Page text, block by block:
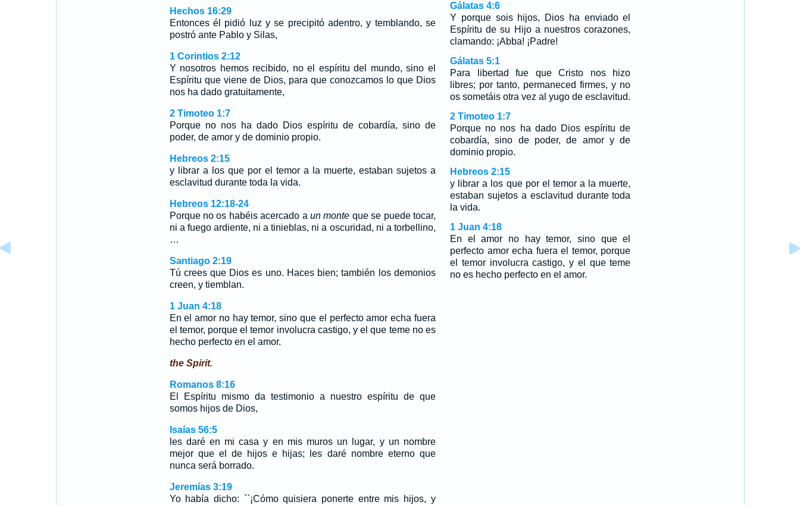
Hechos 16:29
Entonces él pidió luz y se precipitó adentro, y temblando, se
postró ante Pablo y Silas,
1 Corintios 2:12
Y nosotros hemos recibido, no el espíritu del mundo, sino el
Espíritu que viene de Dios, para que conozcamos lo que Dios
nos ha dado gratuitamente,
2 Timoteo 1:7
Porque no nos ha dado Dios espíritu de cobardía, sino de
poder, de amor y de dominio propio.
Hebreos 2:15
y librar a los que por el temor a la muerte, estaban sujetos a
esclavitud durante toda la vida.
Hebreos 12:18-24
Porque no os habéis acercado a un monte que se puede tocar,
ni a fuego ardiente, ni a tinieblas, ni a oscuridad, ni a torbellino,
…
Santiago 2:19
Tú crees que Dios es uno. Haces bien; también los demonios
creen, y tiemblan.
1 Juan 4:18
En el amor no hay temor, sino que el perfecto amor echa fuera
el temor, porque el temor involucra castigo, y el que teme no es
hecho perfecto en el amor.
the Spirit.
Romanos 8:16
El Espíritu mismo da testimonio a nuestro espíritu de que
somos hijos de Dios,
Isaías 56:5
les daré en mi casa y en mis muros un lugar, y un nombre
mejor que el de hijos e hijas; les daré nombre eterno que
nunca será borrado.
Jeremías 3:19
Yo había dicho: ``¡Cómo quisiera ponerte entre mis hijos, y
Gálatas 4:6
Y porque sois hijos, Dios ha enviado el
Espíritu de su Hijo a nuestros corazones,
clamando: ¡Abba! ¡Padre!
Gálatas 5:1
Para libertad fue que Cristo nos hizo
libres; por tanto, permaneced firmes, y no
os sometáis otra vez al yugo de esclavitud.
2 Timoteo 1:7
Porque no nos ha dado Dios espíritu de
cobardía, sino de poder, de amor y de
dominio propio.
Hebreos 2:15
y librar a los que por el temor a la muerte,
estaban sujetos a esclavitud durante toda
la vida.
1 Juan 4:18
En el amor no hay temor, sino que el
perfecto amor echa fuera el temor, porque
el temor involucra castigo, y el que teme
no es hecho perfecto en el amor.